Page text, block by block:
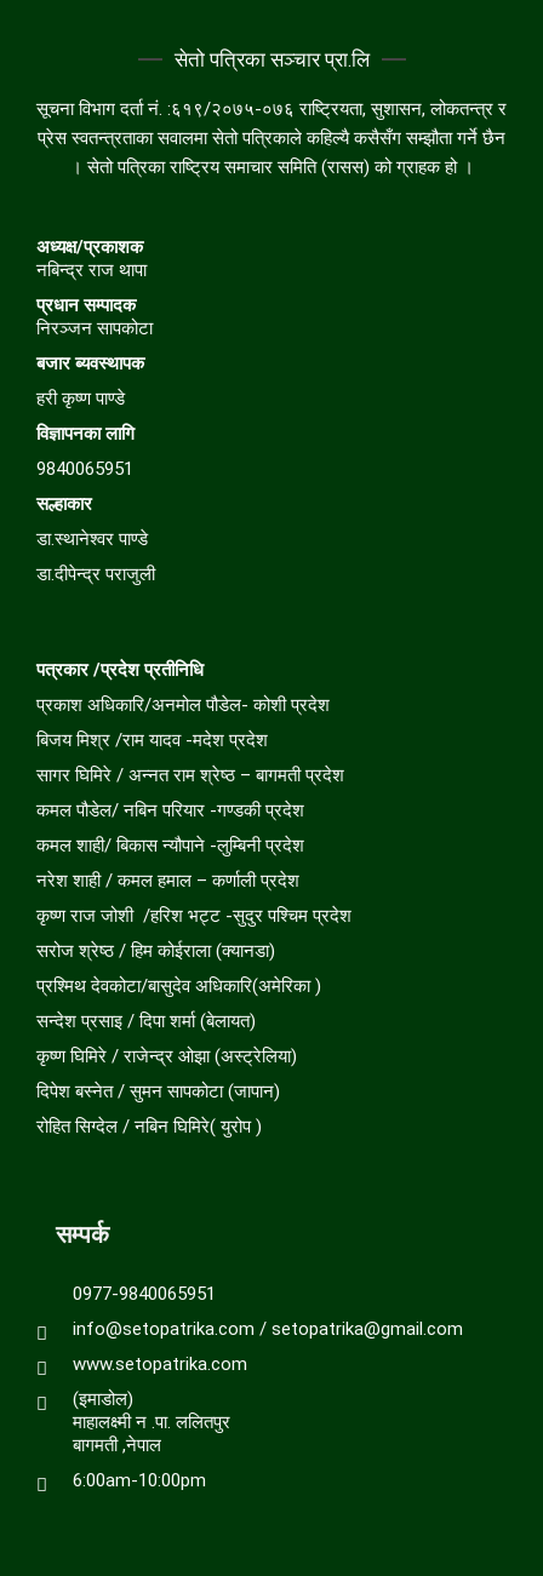
सेतो पत्रिका सञ्चार प्रा.लि
सूचना विभाग दर्ता नं. :६१९/२०७५-०७६ राष्ट्रियता, सुशासन, लोकतन्त्र र
प्रेस स्वतन्त्रताका सवालमा सेतो पत्रिकाले कहिल्यै कसैसँग सम्झौता गर्ने छैन
। सेतो पत्रिका राष्ट्रिय समाचार समिति (रासस) को ग्राहक हो ।
अध्यक्ष/प्रकाशक
नबिन्द्र राज थापा
प्रधान सम्पादक
निरञ्जन सापकोटा
बजारब्यवस्थापक
हरी कृष्ण पाण्डे
विज्ञापनका लागि
9840065951
सल्हाकार
डा.स्थानेश्वर पाण्डे
डा.दीपेन्द्र पराजुली
पत्रकार /प्रदेश प्रतीनिधि
प्रकाश अधिकारि/अनमोल पौडेल- कोशी प्रदेश
बिजय मिश्र /राम यादव -मदेश प्रदेश
सागर घिमिरे / अन्नत राम श्रेष्ठ – बागमती प्रदेश
कमल पौडेल/ नबिन परियार -गण्डकी प्रदेश
कमल शाही/ बिकास न्यौपाने -लुम्बिनी प्रदेश
नरेश शाही / कमल हमाल – कर्णाली प्रदेश
कृष्ण राज जोशी /हरिश भट्ट -सुदुर पश्चिम प्रदेश
सरोज श्रेष्ठ / हिम कोईराला (क्यानडा)
प्रश्मिथ देवकोटा/बासुदेव अधिकारि(अमेरिका )
सन्देश प्रसाइ / दिपा शर्मा (बेलायत)
कृष्ण घिमिरे / राजेन्द्र ओझा (अस्ट्रेलिया)
दिपेश बस्नेत / सुमन सापकोटा (जापान)
रोहित सिग्देल / नबिन घिमिरे( युरोप )
सम्पर्क
0977-9840065951
info@setopatrika.com / setopatrika@gmail.com
www.setopatrika.com
(इमाडोल)
माहालक्ष्मी न .पा. ललितपुर
बागमती ,नेपाल
6:00am-10:00pm